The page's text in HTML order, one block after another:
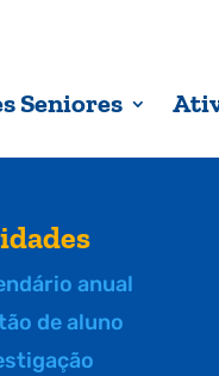
Seniores
anual
de aluno